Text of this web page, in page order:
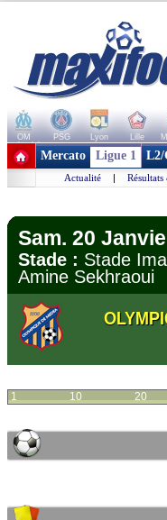
OM PSG Lyon Lille
+ de clubs
Mercato Ligue 1 L2/
Actualité | Résultats
Sam. 20
Stade : Stade
Amine Sekhraoui
1 10 20